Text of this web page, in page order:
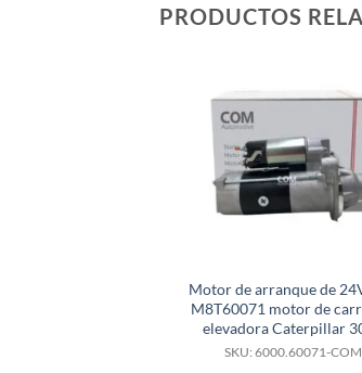
PRODUCTOS
Motor de arranque de
M8T60071 motor de
elevadora Caterpillar
SKU: 6000.60071-COM